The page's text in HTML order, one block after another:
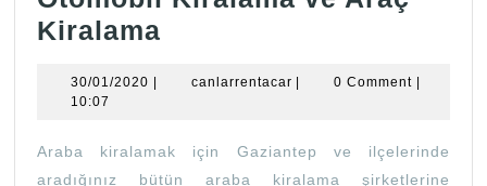
Kiralama
ve
Kiralama
30/01/2020 30/01/2020
| canlarrentacarcanlarrentacar
| 0 Comment |
10:07
Araba kiralamak için Gaziantep ve ilçelerinde
aradığınız bütün araba kiralama şirketlerine